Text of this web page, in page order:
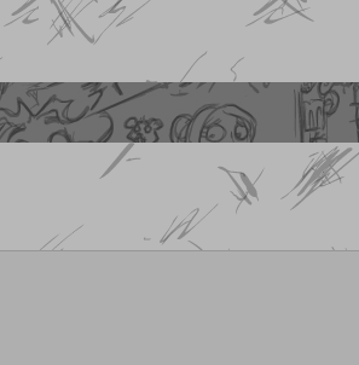
巫
圣
节
贺
量